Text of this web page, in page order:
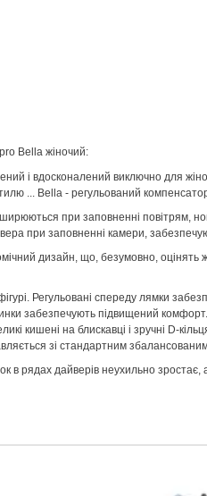
Bella жіночий:
і вдосконалений виключно для
... Bella - регульований
при заповненні повітрям,
при заповненні камери,
дизайн, що, безумовно, оцінять
Регульовані спереду лямки
забезпечують підвищений
кишені на блискавці і зручні D-
зі стандартним
в рядах дайверів неухильно